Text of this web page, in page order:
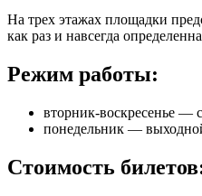
На трех этажах площадки
как раз и навсегда
Режим работы:
вторник-воскресенье —
понедельник —
Стоимость